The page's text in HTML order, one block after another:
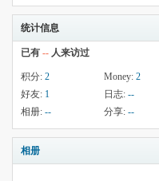
统计信息
已有 -- 人来访过
积分: 2 Money: 2
好友: 1 日志: --
相册: -- 分享: --
相册